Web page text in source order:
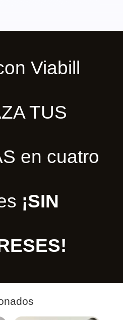
Viabill
TUS
en cuatro
¡SIN